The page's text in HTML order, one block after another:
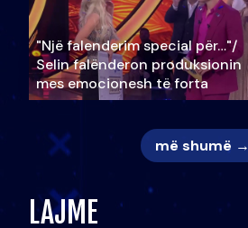
"Një falenderim special për…"/
Selin falënderon produksionin
mes emocionesh të forta
më shumë →
LAJME